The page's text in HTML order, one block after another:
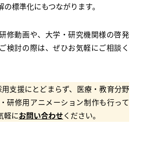
標準化にもつながります。
修動画や、大学・研究機関様の啓発
検討の際は、ぜひお気軽にご相談く
用支援にとどまらず、医療・教育分野
研修用アニメーション制作も行って
軽にお問い合わせください。